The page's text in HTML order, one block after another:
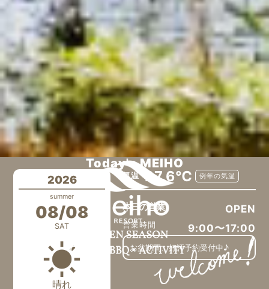
Today's MEIHO
2026
summer
08/08
SAT
晴れ
気温 27.6℃ 例年の気温
本日の営業 OPEN
営業時間 9:00〜17:00
お盆期間、好評予約受付中♪